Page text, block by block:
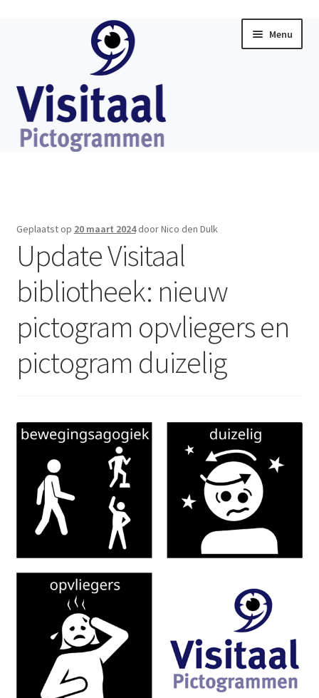
inhoud
Menu
Software
Producten
Media
Pictogrammen
Actueel
Geplaatst op 20 maart 2024 door Nico den Dulk
Update Visitaal
bibliotheek: nieuw
pictogram opvliegers en
pictogram duizelig